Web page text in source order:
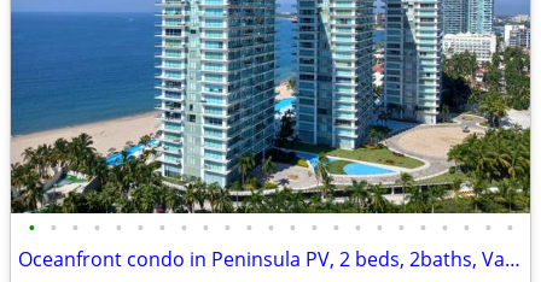
• • • • • • • • • • • • • • • • • • • • • • •
Oceanfront condo in Peninsula PV, 2 beds, 2baths, Vacation rentals